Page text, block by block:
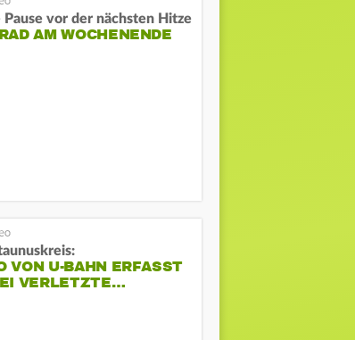
Pause vor der nächsten Hitze
AM WOCHENENDE
VON U-BAHN ERFASST
VERLETZTE…